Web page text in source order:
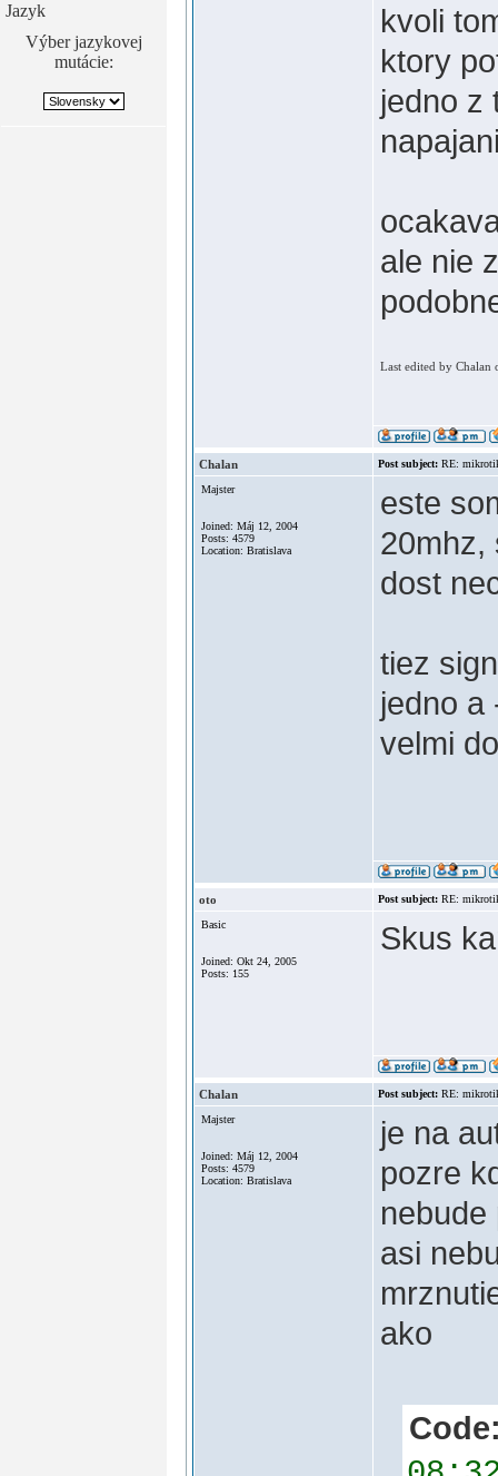
Jazyk
Výber jazykovej
mutácie:
kvoli
ktory
jedno z
ale nie
Last edited by
Chalan Post subject: RE:
Majster
Joined: Máj 12, 2004
Posts: 4579
Location: Bratislava
este
20mhz,
dost
tiez
jedno a
velmi
oto Post subject: RE:
Basic
Joined: Okt 24, 2005
Posts: 155
Skus
Chalan Post subject: RE:
Majster
Joined: Máj 12, 2004
Posts: 4579
Location: Bratislava
je na
pozre
asi
ako